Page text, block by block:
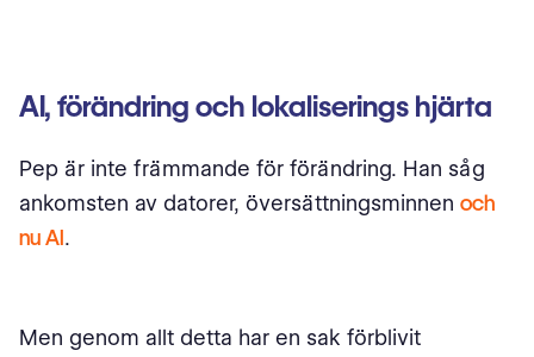
AI, förändring och lokaliserings hjärta
Pep är inte främmande för förändring. Han såg
ankomsten av datorer, översättningsminnen och
nu AI.
Men genom allt detta har en sak förblivit